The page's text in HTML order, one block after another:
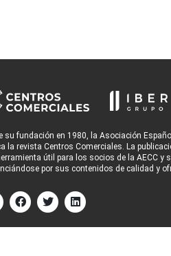
su fundación en 1980, la Asociación
la revista Centros Comerciales. La
útil para los socios de la AECC y
por sus contenidos de calidad y